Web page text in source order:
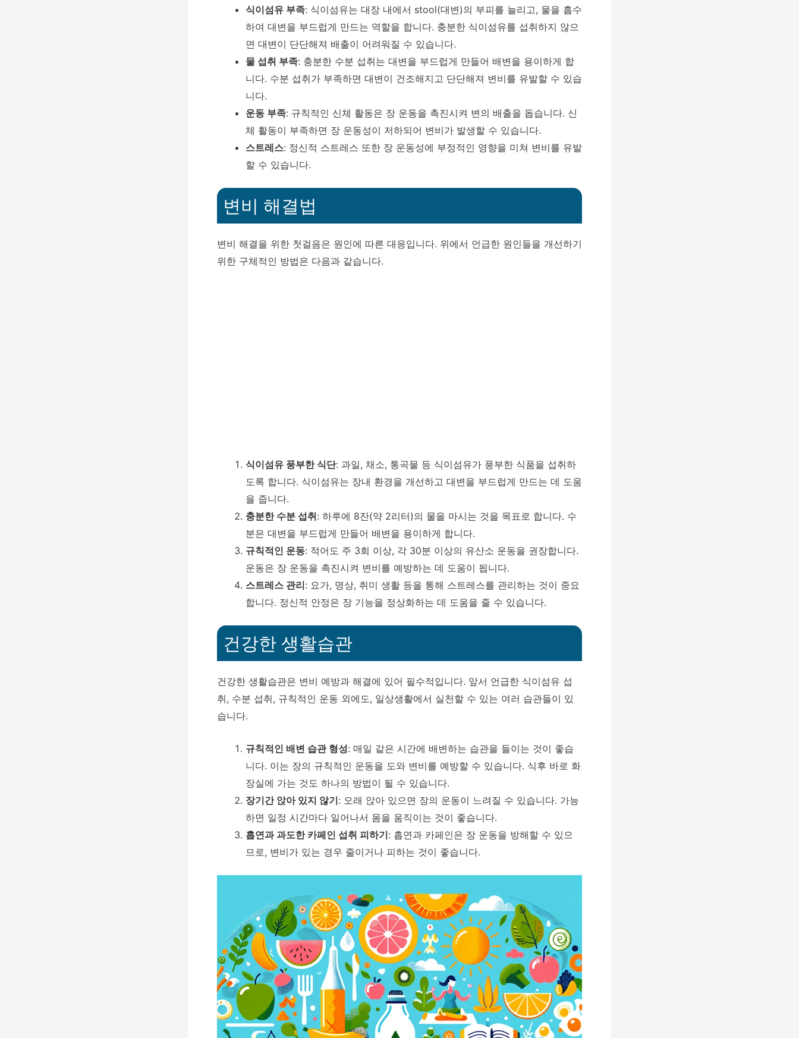
식이섬유 부족: 식이섬유는 대장 내에서 stool(대변)의 부피를 늘리고, 물을 흡수
하여 대변을 부드럽게 만드는 역할을 합니다. 충분한 식이섬유를 섭취하지 않으
면 대변이 단단해져 배출이 어려워질 수 있습니다.
물 섭취 부족: 충분한 수분 섭취는 대변을 부드럽게 만들어 배변을 용이하게 합
니다. 수분 섭취가 부족하면 대변이 건조해지고 단단해져 변비를 유발할 수 있습
니다.
운동 부족: 규칙적인 신체 활동은 장 운동을 촉진시켜 변의 배출을 돕습니다. 신
체 활동이 부족하면 장 운동성이 저하되어 변비가 발생할 수 있습니다.
스트레스: 정신적 스트레스 또한 장 운동성에 부정적인 영향을 미쳐 변비를 유발
할 수 있습니다.
변비 해결법
변비 해결을 위한 첫걸음은 원인에 따른 대응입니다. 위에서 언급한 원인들을 개선하기
위한 구체적인 방법은 다음과 같습니다.
식이섬유 풍부한 식단: 과일, 채소, 통곡물 등 식이섬유가 풍부한 식품을 섭취하
도록 합니다. 식이섬유는 장내 환경을 개선하고 대변을 부드럽게 만드는 데 도움
을 줍니다.
충분한 수분 섭취: 하루에 8잔(약 2리터)의 물을 마시는 것을 목표로 합니다. 수
분은 대변을 부드럽게 만들어 배변을 용이하게 합니다.
규칙적인 운동: 적어도 주 3회 이상, 각 30분 이상의 유산소 운동을 권장합니다.
운동은 장 운동을 촉진시켜 변비를 예방하는 데 도움이 됩니다.
스트레스 관리: 요가, 명상, 취미 생활 등을 통해 스트레스를 관리하는 것이 중요
합니다. 정신적 안정은 장 기능을 정상화하는 데 도움을 줄 수 있습니다.
건강한 생활습관
건강한 생활습관은 변비 예방과 해결에 있어 필수적입니다. 앞서 언급한 식이섬유 섭
취, 수분 섭취, 규칙적인 운동 외에도, 일상생활에서 실천할 수 있는 여러 습관들이 있
습니다.
규칙적인 배변 습관 형성: 매일 같은 시간에 배변하는 습관을 들이는 것이 좋습
니다. 이는 장의 규칙적인 운동을 도와 변비를 예방할 수 있습니다. 식후 바로 화
장실에 가는 것도 하나의 방법이 될 수 있습니다.
장기간 앉아 있지 않기: 오래 앉아 있으면 장의 운동이 느려질 수 있습니다. 가능
하면 일정 시간마다 일어나서 몸을 움직이는 것이 좋습니다.
흡연과 과도한 카페인 섭취 피하기: 흡연과 카페인은 장 운동을 방해할 수 있으
므로, 변비가 있는 경우 줄이거나 피하는 것이 좋습니다.